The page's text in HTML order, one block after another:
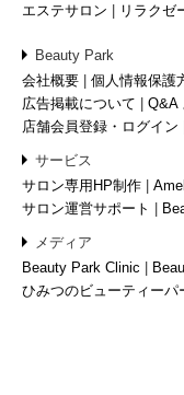
エステサロン
リラクゼ
Beauty Park
会社概要
個人情報保護
広告掲載について
Q&A
店舗会員登録・ログイン
サービス
サロン専用HP制作
サロン運営サポート
メディア
Beauty Park Clinic
ひみつのビューティーパ